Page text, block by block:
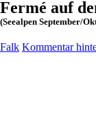
Fermé auf
(Seealpen September/
Falk Kommentar